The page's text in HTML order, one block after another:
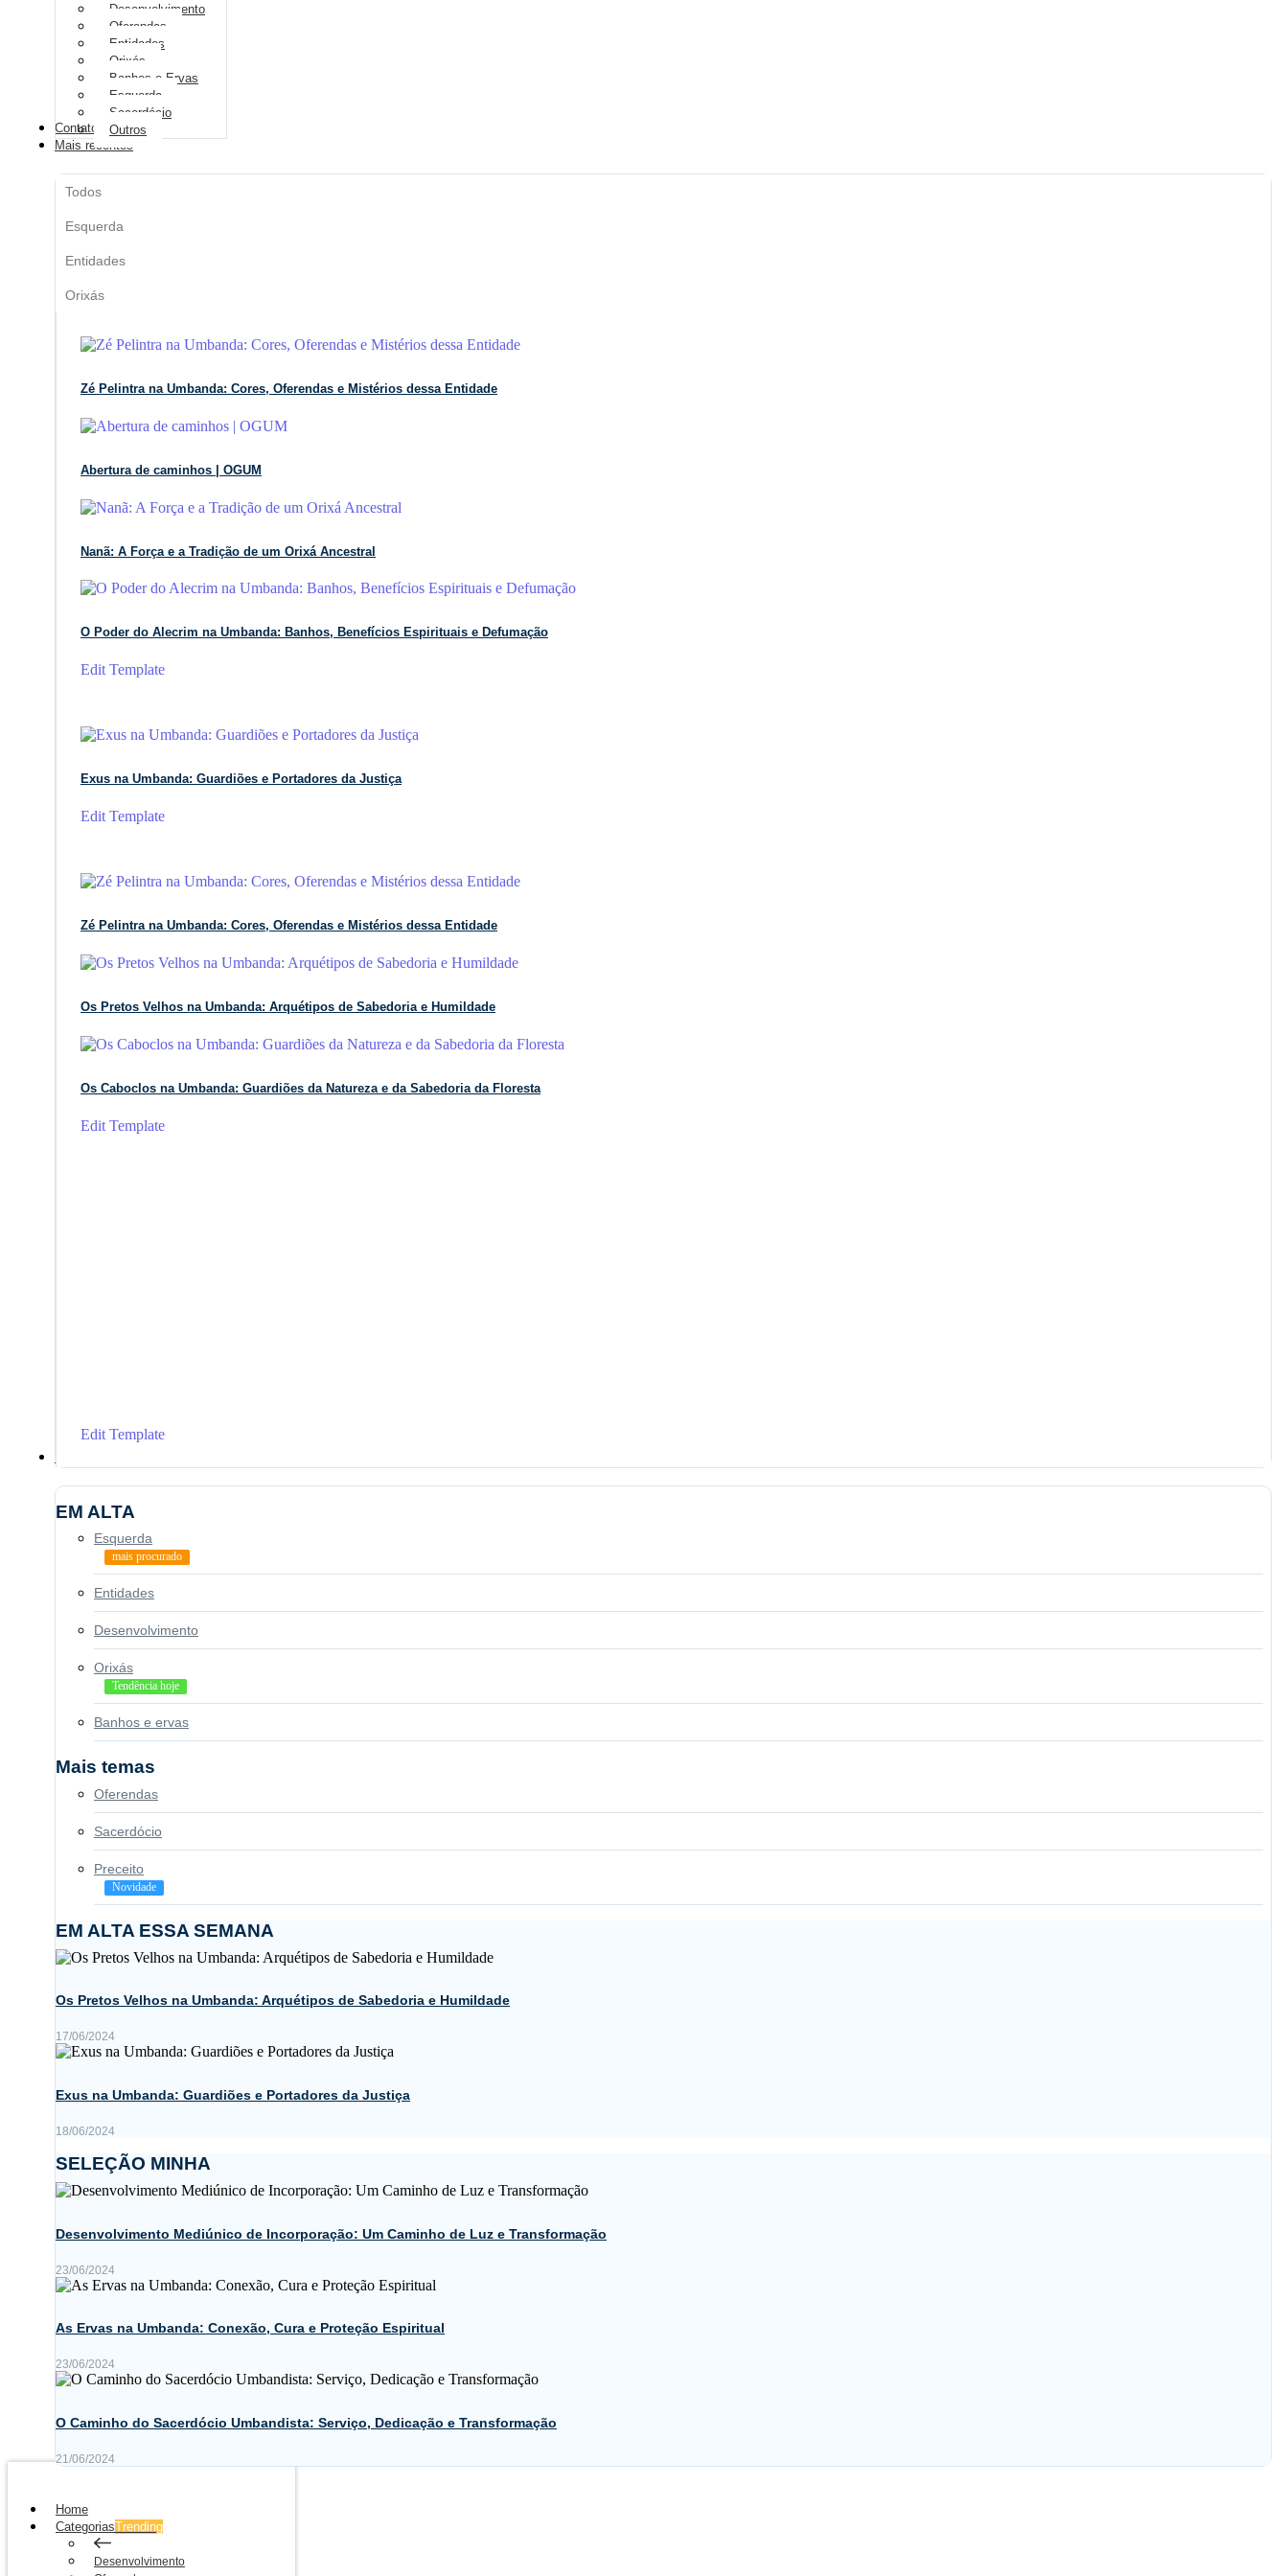
Desenvolvimento
Oferendas
Entidades
Orixás
Banhos e Ervas
Esquerda
Sacerdócio
Outros
Contato
Mais recentes
Todos
Esquerda
Entidades
Orixás
Zé Pelintra na Umbanda: Cores, Oferendas e Mistérios dessa Entidade
Abertura de caminhos | OGUM
Nanã: A Força e a Tradição de um Orixá Ancestral
O Poder do Alecrim na Umbanda: Banhos, Benefícios Espirituais e Defumação
Edit Template
Exus na Umbanda: Guardiões e Portadores da Justiça
Edit Template
Zé Pelintra na Umbanda: Cores, Oferendas e Mistérios dessa Entidade
Os Pretos Velhos na Umbanda: Arquétipos de Sabedoria e Humildade
Os Caboclos na Umbanda: Guardiões da Natureza e da Sabedoria da Floresta
Edit Template
Edit Template
EM ALTA
Esquerda
mais procurado
Entidades
Desenvolvimento
Orixás
Tendência hoje
Banhos e ervas
Mais temas
Oferendas
Sacerdócio
Preceito
Novidade
EM ALTA ESSA SEMANA
Os Pretos Velhos na Umbanda: Arquétipos de Sabedoria e Humildade
17/06/2024
Exus na Umbanda: Guardiões e Portadores da Justiça
18/06/2024
SELEÇÃO MINHA
Desenvolvimento Mediúnico de Incorporação: Um Caminho de Luz e Transformação
23/06/2024
As Ervas na Umbanda: Conexão, Cura e Proteção Espiritual
23/06/2024
O Caminho do Sacerdócio Umbandista: Serviço, Dedicação e Transformação
21/06/2024
Home
CategoriasTrending
Desenvolvimento